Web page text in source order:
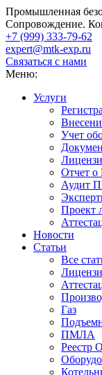
Промышленная
Сопровождение.
+7 (999) 333-79-62
expert@mtk-exp.ru
Связаться с нами
Меню:
Услуги
Учет
Отчет
Аудит
Проект
Новости
Статьи
Все
Газ
ПМЛА
Реестр